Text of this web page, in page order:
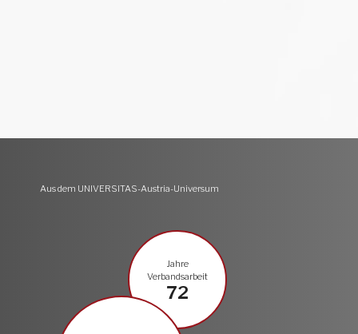
Aus dem UNIVERSITAS-Austria-Universum
Jahre
Verbandsarbeit
72